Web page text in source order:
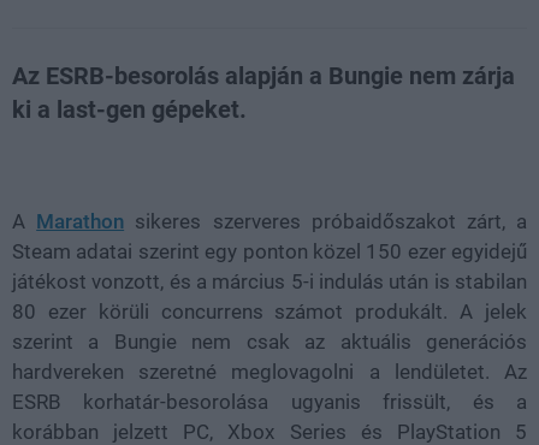
Az ESRB-besorolás alapján a Bungie nem zárja
ki a last-gen gépeket.
A Marathon sikeres szerveres próbaidőszakot zárt, a
Steam adatai szerint egy ponton közel 150 ezer egyidejű
játékost vonzott, és a március 5-i indulás után is stabilan
80 ezer körüli concurrens számot produkált. A jelek
szerint a Bungie nem csak az aktuális generációs
hardvereken szeretné meglovagolni a lendületet. Az
ESRB korhatár-besorolása ugyanis frissült, és a
korábban jelzett PC, Xbox Series és PlayStation 5